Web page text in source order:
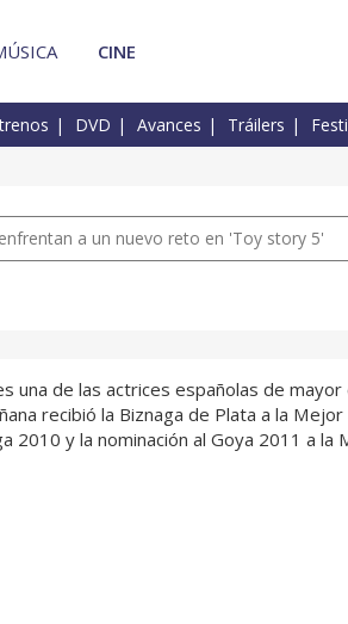
CINE
DVD Avances Tráilers
a un nuevo reto en 'Toy story 5'
una de las actrices españolas de mayor
recibió la Biznaga de Plata a la
2010 y la nominación al Goya 2011 a la